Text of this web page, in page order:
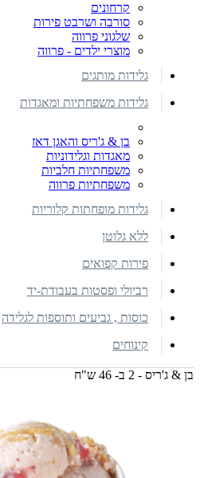
קרחונים
סורבה ושרבט פירות
שלגוני פרווה
מוצרי ילדים - פרווה
גלידות מותגים
גלידות משפחתיות ומאגדות
בן & ג'ריס והאגן דאז
מאגדות וגלידוניות
משפחתיות חלביות
משפחתיות פרווה
גלידות מופחתות קלוריות
ללא גלוטן
פירות קפואים
רביולי ופסטות בעבודת-יד
כוסות , גביעים ותוספות לגלידה
קינוחים
בן & ג'ריס - 2 ב- 46 ש"ח